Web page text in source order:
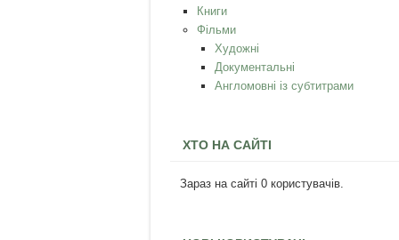
Книги
Фільми
Художні
Документальні
Англомовні із субтитрами
ХТО НА САЙТІ
Зараз на сайті 0 користувачів.